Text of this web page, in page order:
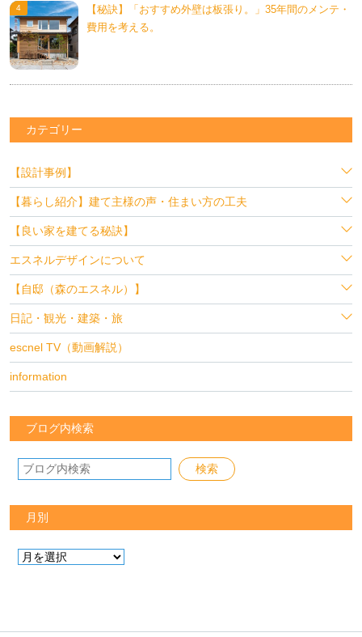
【秘訣】「おすすめ外壁は板張り。」35年間のメンテ・
費用を考える。
カテゴリー
【設計事例】
【暮らし紹介】建て主様の声・住まい方の工夫
【良い家を建てる秘訣】
エスネルデザインについて
【自邸（森のエスネル）】
日記・観光・建築・旅
escnel TV（動画解説）
information
ブログ内検索
月別